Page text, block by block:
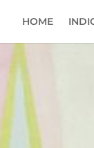
HOME